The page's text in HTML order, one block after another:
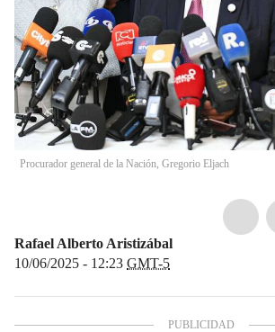
Procurador general de la Nación, Gregorio Eljach
Rafael Alberto Aristizábal
10/06/2025 - 12:23 GMT-5